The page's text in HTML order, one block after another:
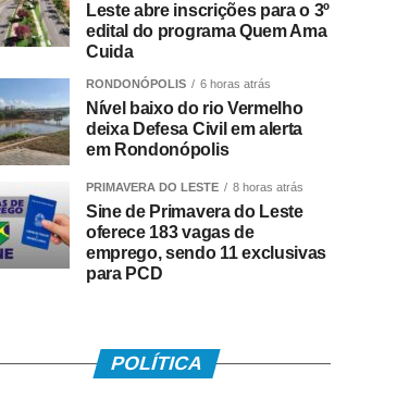
Leste abre inscrições para o 3º
edital do programa Quem Ama
Cuida
RONDONÓPOLIS 6 horas atrás
Nível baixo do rio Vermelho
deixa Defesa Civil em alerta
em Rondonópolis
PRIMAVERA DO LESTE 8 horas atrás
Sine de Primavera do Leste
oferece 183 vagas de
emprego, sendo 11 exclusivas
para PCD
POLÍTICA